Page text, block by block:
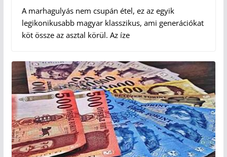
A marhagulyás nem csupán étel, ez az egyik
legikonikusabb magyar klasszikus, ami generációkat
köt össze az asztal körül. Az íze